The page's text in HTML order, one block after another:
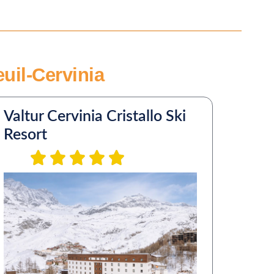
Cervinia
Valtur Cervinia Cristallo Ski
Resort